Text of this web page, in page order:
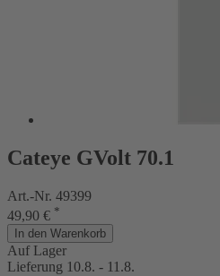
Cateye GVolt 70.1
Art.-Nr. 49399
49,90 € *
In den Warenkorb
Auf Lager
Lieferung 10.8. - 11.8.